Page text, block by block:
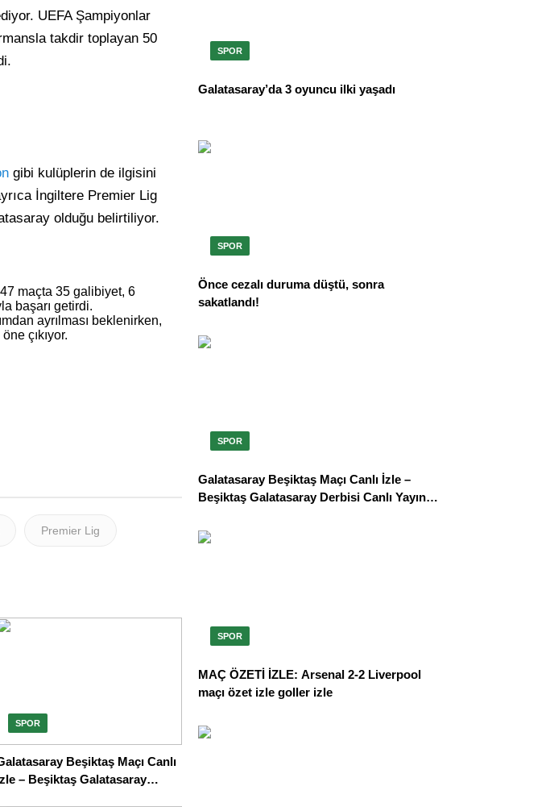
UEFA Şampiyonlar
takdir toplayan 50
gibi kulüplerin de ilgisini
İngiltere Premier Lig
olduğu belirtiliyor.
47 maçta 35 galibiyet, 6
başarı getirdi.
ayrılması beklenirken,
çıkıyor.
Premier Lig
SPOR
Beşiktaş Maçı Canlı
– Beşiktaş Galatasaray
SPOR
Galatasaray’da 3 oyuncu ilki yaşadı
SPOR
Önce cezalı duruma düştü, sonra
sakatlandı!
SPOR
Galatasaray Beşiktaş Maçı Canlı İzle –
Beşiktaş Galatasaray Derbisi Canlı Yayın |
şifresiz canlı izleme linki canlı anlatım
SPOR
MAÇ ÖZETİ İZLE: Arsenal 2-2 Liverpool
maçı özet izle goller izle